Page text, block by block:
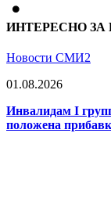
ИНТЕРЕСНО
Новости СМИ2
01.08.2026
Инвалидам I
положена